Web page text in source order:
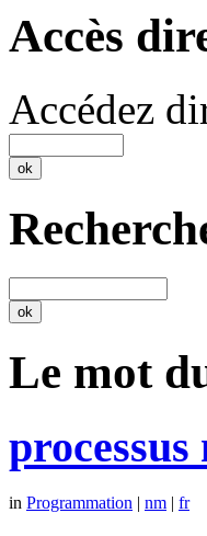
Accès
Accédez
Le mot
in Programmation | nm | fr